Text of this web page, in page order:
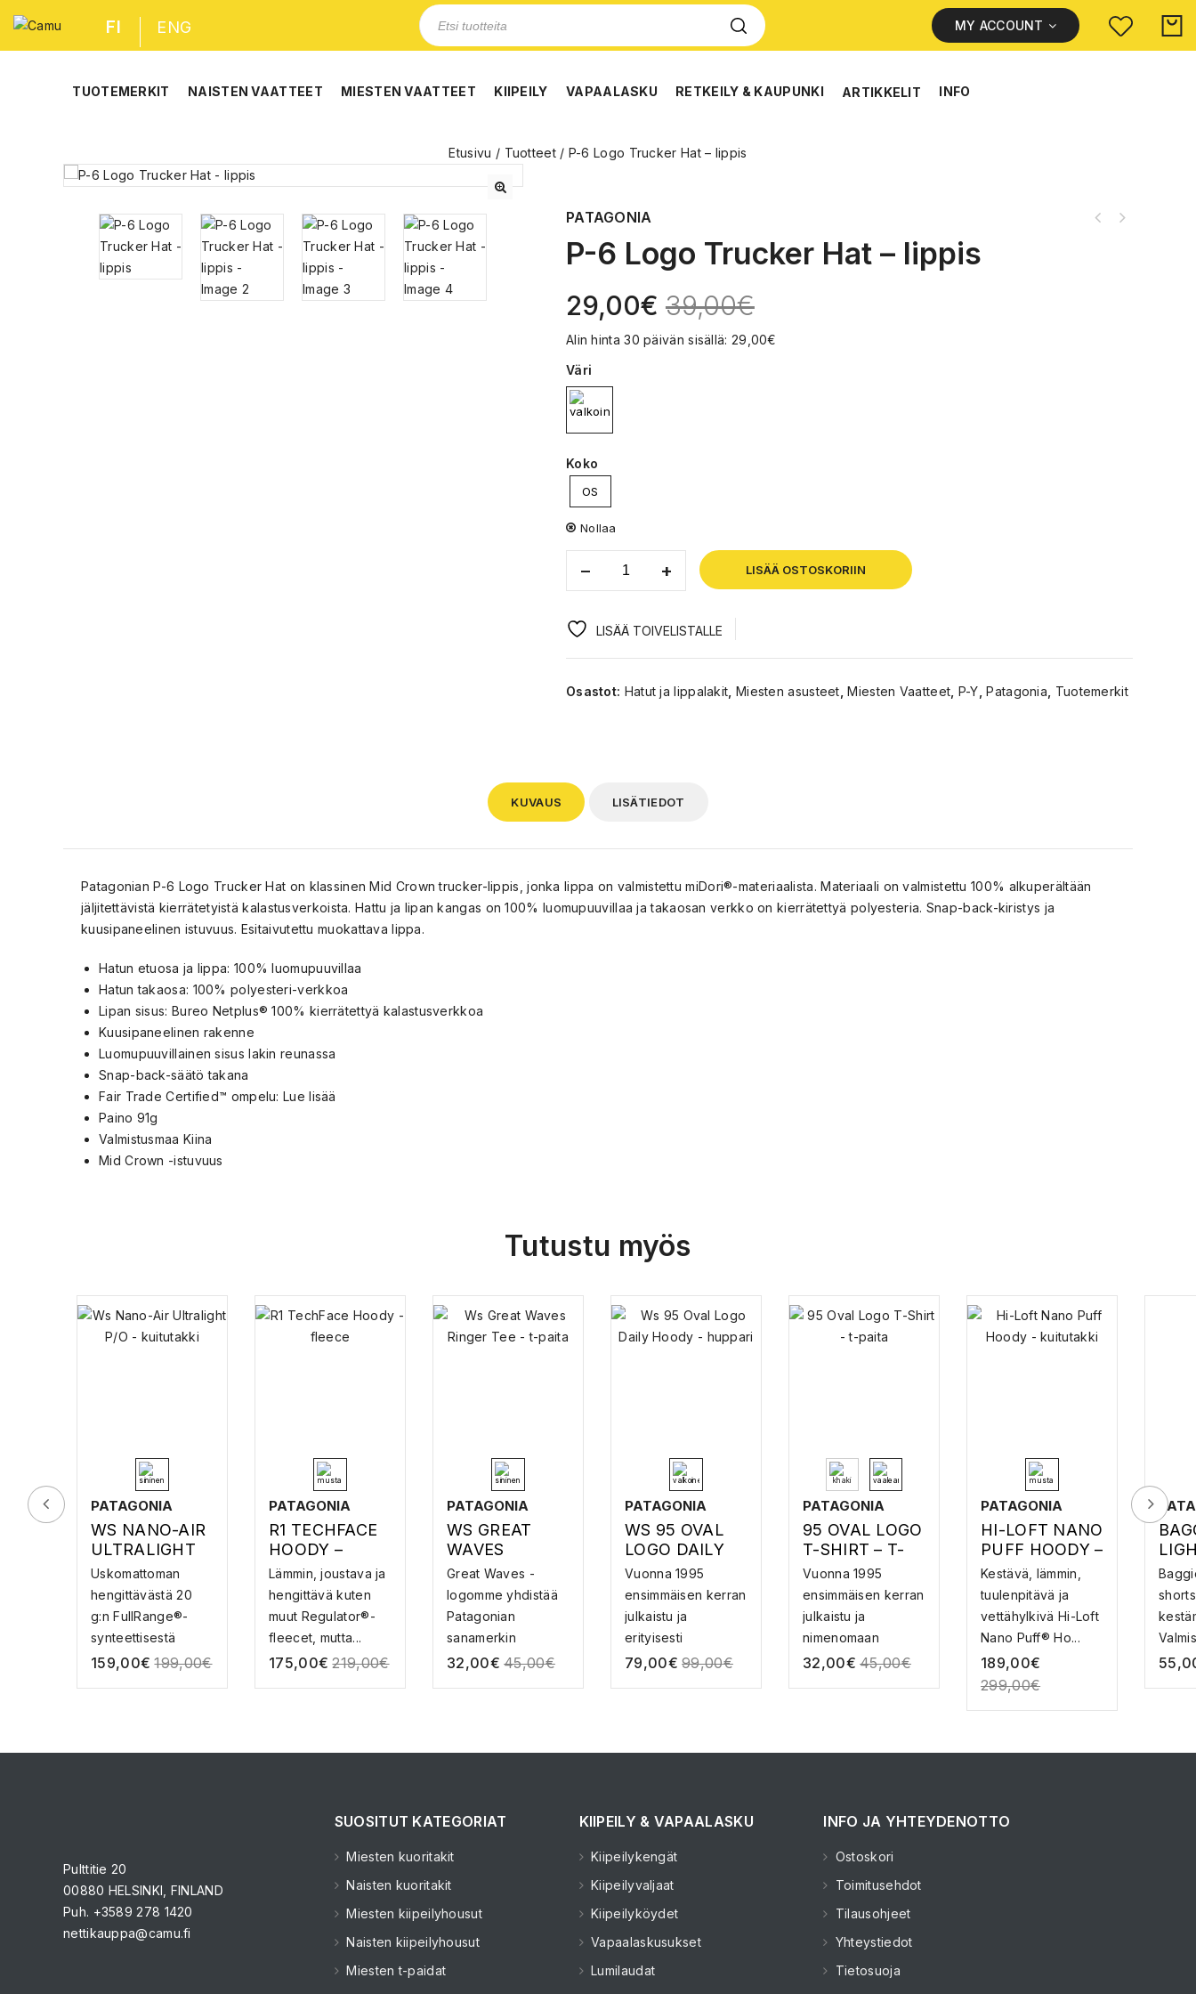
FI ENG MY ACCOUNT
TUOTEMERKIT NAISTEN VAATTEET MIESTEN VAATTEET KIIPEILY VAPAALASKU RETKEILY & KAUPUNKI ARTIKKELIT INFO
Etusivu / Tuotteet/ P-6 Logo Trucker Hat – lippis
PATAGONIA
P-6 Logo Trucker Hat – lippis
29,00€ 39,00€
Alin hinta 30 päivän sisällä: 29,00€
Väri
Koko
OS
Nollaa
LISÄÄ OSTOSKORIIN
LISÄÄ TOIVELISTALLE
Osastot: Hatut ja lippalakit Miesten asusteet ,Miesten Vaatteet P-Y ,Patagonia Tuotemerkit
KUVAUS LISÄTIEDOT
Patagonian P-6 Logo Trucker Hat on klassinen Mid Crown trucker-lippis, jonka lippa on valmistettu miDori®-materiaalista. Materiaali on valmistettu 100% alkuperältään
jäljitettävistä kierrätetyistä kalastusverkoista. Hattu ja lipan kangas on 100% luomupuuvillaa ja takaosan verkko on kierrätettyä polyesteria. Snap-back-kiristys ja
kuusipaneelinen istuvuus. Esitaivutettu muokattava lippa.
Hatun etuosa ja lippa: 100% luomupuuvillaa
Hatun takaosa: 100% polyesteri-verkkoa
Lipan sisus: Bureo Netplus® 100% kierrätettyä kalastusverkkoa
Kuusipaneelinen rakenne
Luomupuuvillainen sisus lakin reunassa
Snap-back-säätö takana
Fair Trade Certified™ ompelu:Lue lisää
Paino 91g
Valmistusmaa Kiina
Mid Crown -istuvuus
Tutustu myös
PATAGONIA
WS NANO-AIR
ULTRALIGHT
P/O –
KUITUTAKKI
Uskomattoman
hengittävästä 20
g:n FullRange®-
synteettisestä
eristee...
159,00€ 199,00€
PATAGONIA
R1 TECHFACE
HOODY –
FLEECE
Lämmin, joustava ja
hengittävä kuten
muut Regulator®-
fleecet, mutta...
175,00€ 219,00€
PATAGONIA
WS GREAT
WAVES
RINGER TEE –
T-PAITA
Great Waves -
logomme yhdistää
Patagonian
sanamerkin
Hokusain ikonis...
32,00€ 45,00€
PATAGONIA
WS 95 OVAL
LOGO DAILY
HOODY –
HUPPARI
Vuonna 1995
ensimmäisen kerran
julkaistu ja
erityisesti
Patagonian ...
79,00€ 99,00€
PATAGONIA
95 OVAL LOGO
T-SHIRT – T-
PAITA
Vuonna 1995
ensimmäisen kerran
julkaistu ja
nimenomaan
Patagonian t...
32,00€ 45,00€
PATAGONIA
HI-LOFT NANO
PUFF HOODY –
KUITUTAKKI
Kestävä, lämmin,
tuulenpitävä ja
vettähylkivä Hi-Loft
Nano Puff® Ho...
189,00€
299,00€
–
k...
Pulttitie 20
00880 HELSINKI, FINLAND
Puh. +3589 278 1420
nettikauppa@camu.fi
SUOSITUT KATEGORIAT
Miesten kuoritakit
Naisten kuoritakit
Miesten kiipeilyhousut
Naisten kiipeilyhousut
Miesten t-paidat
KIIPEILY & VAPAALASKU
Kiipeilykengät
Kiipeilyvaljaat
Kiipeilyköydet
Vapaalaskusukset
Lumilaudat
INFO JA YHTEYDENOTTO
Ostoskori
Toimitusehdot
Tilausohjeet
Yhteystiedot
Tietosuoja